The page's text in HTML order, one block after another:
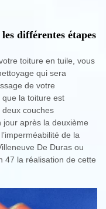
différentes étapes
toiture en tuile, vous
qui sera
de votre
la toiture est
deux couches
jour après la deuxième
de la
De Duras ou
47 la réalisation de cette